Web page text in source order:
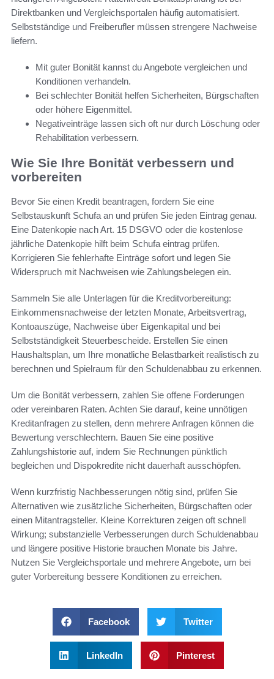
Direktbanken und Vergleichsportalen häufig automatisiert.
Selbstständige und Freiberufler müssen strengere Nachweise
liefern.
Mit guter Bonität kannst du Angebote vergleichen und
Konditionen verhandeln.
Bei schlechter Bonität helfen Sicherheiten, Bürgschaften
oder höhere Eigenmittel.
Negativeinträge lassen sich oft nur durch Löschung oder
Rehabilitation verbessern.
Wie Sie Ihre Bonität verbessern und
vorbereiten
Bevor Sie einen Kredit beantragen, fordern Sie eine
Selbstauskunft Schufa an und prüfen Sie jeden Eintrag genau.
Eine Datenkopie nach Art. 15 DSGVO oder die kostenlose
jährliche Datenkopie hilft beim Schufa eintrag prüfen.
Korrigieren Sie fehlerhafte Einträge sofort und legen Sie
Widerspruch mit Nachweisen wie Zahlungsbelegen ein.
Sammeln Sie alle Unterlagen für die Kreditvorbereitung:
Einkommensnachweise der letzten Monate, Arbeitsvertrag,
Kontoauszüge, Nachweise über Eigenkapital und bei
Selbstständigkeit Steuerbescheide. Erstellen Sie einen
Haushaltsplan, um Ihre monatliche Belastbarkeit realistisch zu
berechnen und Spielraum für den Schuldenabbau zu erkennen.
Um die Bonität verbessern, zahlen Sie offene Forderungen
oder vereinbaren Raten. Achten Sie darauf, keine unnötigen
Kreditanfragen zu stellen, denn mehrere Anfragen können die
Bewertung verschlechtern. Bauen Sie eine positive
Zahlungshistorie auf, indem Sie Rechnungen pünktlich
begleichen und Dispokredite nicht dauerhaft ausschöpfen.
Wenn kurzfristig Nachbesserungen nötig sind, prüfen Sie
Alternativen wie zusätzliche Sicherheiten, Bürgschaften oder
einen Mitantragsteller. Kleine Korrekturen zeigen oft schnell
Wirkung; substanzielle Verbesserungen durch Schuldenabbau
und längere positive Historie brauchen Monate bis Jahre.
Nutzen Sie Vergleichsportale und mehrere Angebote, um bei
guter Vorbereitung bessere Konditionen zu erreichen.
Facebook Twitter
LinkedIn Pinterest